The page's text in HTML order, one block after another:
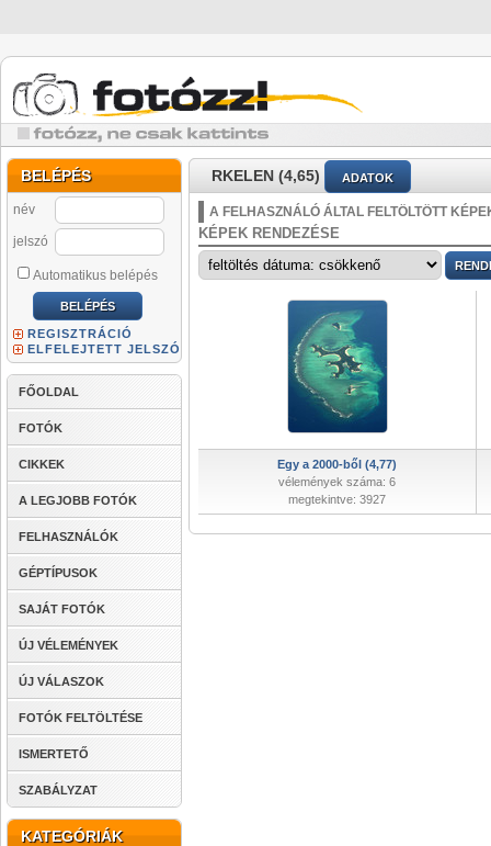
BELÉPÉS
név
jelszó
Automatikus belépés
REGISZTRÁCIÓ
ELFELEJTETT JELSZÓ
FŐOLDAL
FOTÓK
CIKKEK
A LEGJOBB FOTÓK
FELHASZNÁLÓK
GÉPTÍPUSOK
SAJÁT FOTÓK
ÚJ VÉLEMÉNYEK
ÚJ VÁLASZOK
FOTÓK FELTÖLTÉSE
ISMERTETŐ
SZABÁLYZAT
KATEGÓRIÁK
RKELEN (4,65) ADATOK
A FELHASZNÁLÓ ÁLTAL FELTÖLTÖTT
KÉPEK RENDEZÉSE
Egy a 2000-ből (4,77)
vélemények száma: 6
megtekintve: 3927